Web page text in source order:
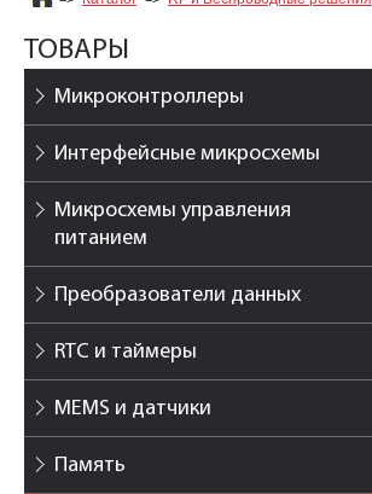
ТОВАРЫ
Микроконтроллеры
Интерфейсные микросхемы
Микросхемы управления
питанием
Преобразователи данных
RTC и таймеры
MEMS и датчики
Память